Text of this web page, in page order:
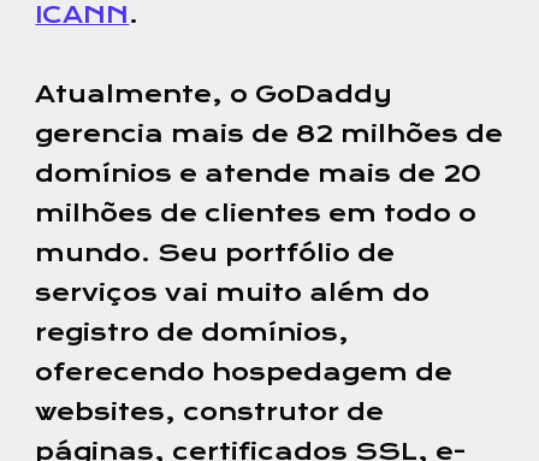
ICANN.
Atualmente, o GoDaddy
gerencia mais de 82 milhões de
domínios e atende mais de 20
milhões de clientes em todo o
mundo. Seu portfólio de
serviços vai muito além do
registro de domínios,
oferecendo hospedagem de
websites, construtor de
páginas, certificados SSL, e-